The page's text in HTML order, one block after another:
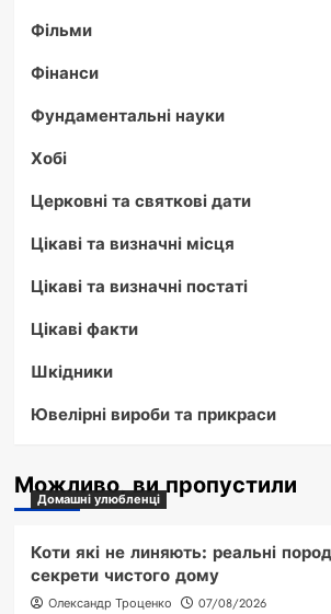
Фільми
Фінанси
Фундаментальні науки
Хобі
Церковні та святкові дати
Цікаві та визначні місця
Цікаві та визначні постаті
Цікаві факти
Шкідники
Ювелірні вироби та прикраси
Можливо, ви пропустили
Домашні улюбленці
Коти які не линяють: реальні
секрети чистого дому
Олександр Троценко
07/08/2026